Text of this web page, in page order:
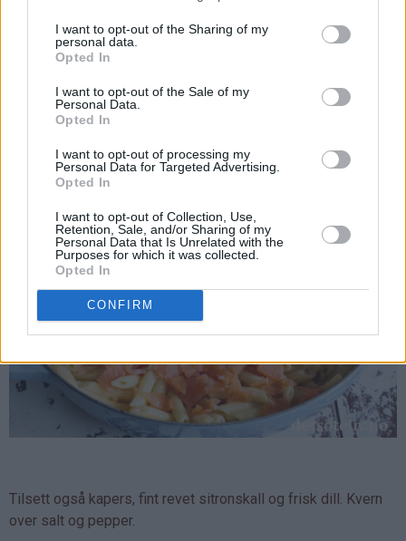
I want to opt-out of the Sharing of my
personal data.
Opted In
I want to opt-out of the Sale of my
Personal Data.
Opted In
I want to opt-out of processing my
Personal Data for Targeted Advertising.
Opted In
I want to opt-out of Collection, Use,
Retention, Sale, and/or Sharing of my
Personal Data that Is Unrelated with the
Purposes for which it was collected.
Opted In
CONFIRM
Ha dette i gryten.
Tilsett også kapers, fint revet sitronskall og frisk dill. Kvern
over salt og pepper.